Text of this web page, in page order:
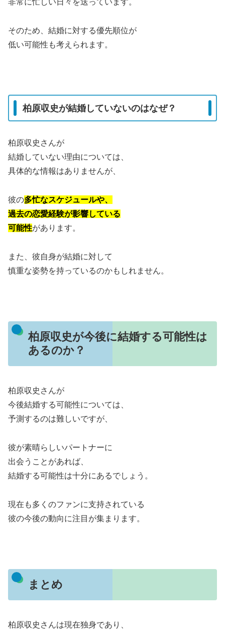
そのため、結婚に対する優先順位が
低い可能性も考えられます。
柏原収史が結婚していないのはなぜ？
柏原収史さんが
結婚していない理由については、
具体的な情報はありませんが、
彼の多忙なスケジュールや、
過去の恋愛経験が影響している
可能性があります。
また、彼自身が結婚に対して
慎重な姿勢を持っているのかもしれません。
柏原収史が今後に結婚する可能性は
あるのか？
柏原収史さんが
今後結婚する可能性については、
予測するのは難しいですが、
彼が素晴らしいパートナーに
出会うことがあれば、
結婚する可能性は十分にあるでしょう。
現在も多くのファンに支持されている
彼の今後の動向に注目が集まります。
まとめ
柏原収史さんは現在独身であり、